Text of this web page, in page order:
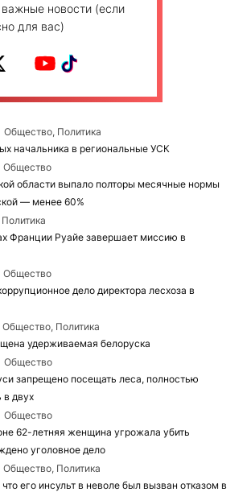
важные новости (если
для вас)
Общество, Политика
начальника в региональные УСК
Общество
области выпало полторы месячные нормы
— менее 60%
Политика
Франции Руайе завершает миссию в
Общество
дело директора лесхоза в
Общество, Политика
удерживаемая белоруска
Общество
запрещено посещать леса, полностью
двух
Общество
62-летняя женщина угрожала убить
уголовное дело
Общество, Политика
что его инсульт в неволе был вызван отказом в